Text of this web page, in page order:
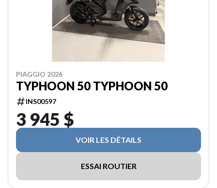
PIAGGIO 2026
TYPHOON 50 TYPHOON 50
INS00597
3 945 $
VOIR LES DÉTAILS
ESSAI ROUTIER